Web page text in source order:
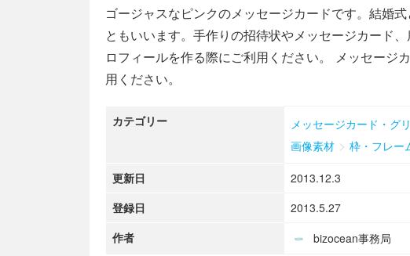
ゴージャスなピンクのメッセージカードです。結婚
ともいいます。手作りの招待状やメッセージカード
ロフィールを作る際にご利用ください。 メッセージ
用ください。
カテゴリー メッセージカード・グ
画像素材 > 枠・フレー
更新日
2013.12.3
登録日
2013.5.27
作者
bizocean事務局